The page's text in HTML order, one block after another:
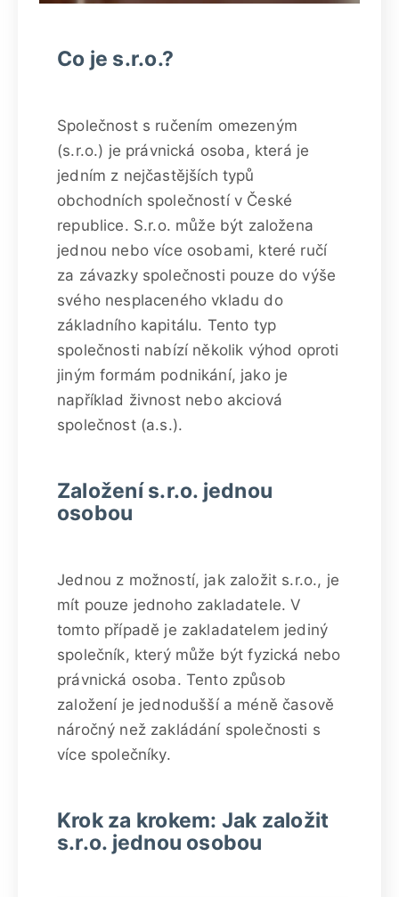
Co je s.r.o.?
Společnost s ručením omezeným
(s.r.o.) je právnická osoba, která je
jedním z nejčastějších typů
obchodních společností v České
republice. S.r.o. může být založena
jednou nebo více osobami, které ručí
za závazky společnosti pouze do výše
svého nesplaceného vkladu do
základního kapitálu. Tento typ
společnosti nabízí několik výhod oproti
jiným formám podnikání, jako je
například živnost nebo akciová
společnost (a.s.).
Založení s.r.o. jednou
osobou
Jednou z možností, jak založit s.r.o., je
mít pouze jednoho zakladatele. V
tomto případě je zakladatelem jediný
společník, který může být fyzická nebo
právnická osoba. Tento způsob
založení je jednodušší a méně časově
náročný než zakládání společnosti s
více společníky.
Krok za krokem: Jak založit
s.r.o. jednou osobou